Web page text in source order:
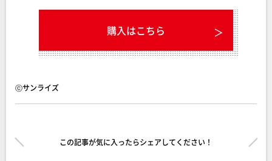
購入はこちら
ⓒサンライズ
この記事が気に入ったらシェアしてください！